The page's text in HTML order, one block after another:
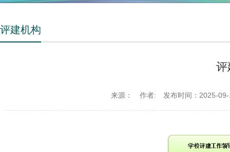
评建机构
评
来源： 作者: 发布时间：2025-